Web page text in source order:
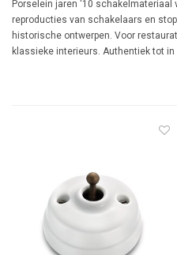
Porselein jaren '10 schakelmateriaal
reproducties van schakelaars en
historische ontwerpen. Voor
klassieke interieurs. Authentiek tot in